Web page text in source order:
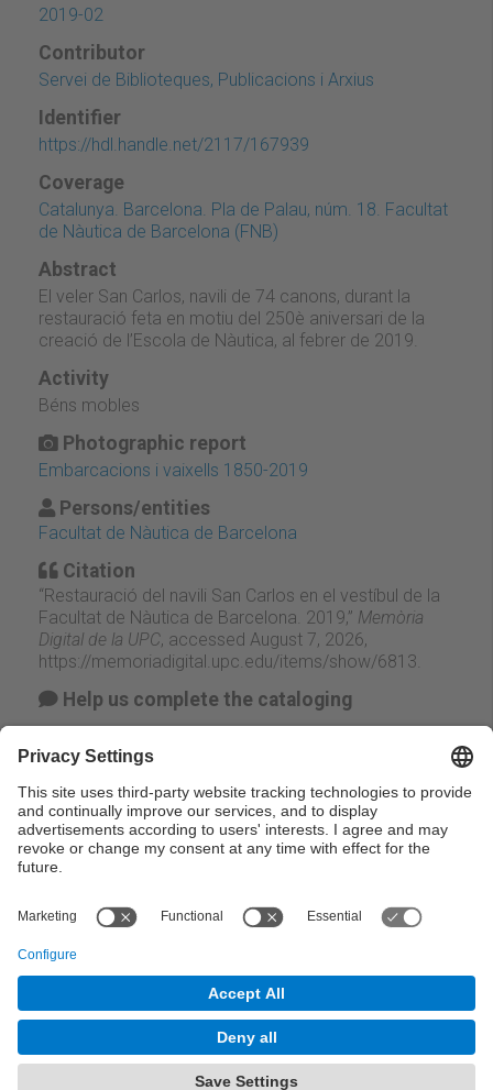
2019-02
Contributor
Servei de Biblioteques, Publicacions i Arxius
Identifier
https://hdl.handle.net/2117/167939
Coverage
Catalunya. Barcelona. Pla de Palau, núm. 18. Facultat
de Nàutica de Barcelona (FNB)
Abstract
El veler San Carlos, navili de 74 canons, durant la
restauració feta en motiu del 250è aniversari de la
creació de l’Escola de Nàutica, al febrer de 2019.
Activity
Béns mobles
Photographic report
Embarcacions i vaixells 1850-2019
Persons/entities
Facultat de Nàutica de Barcelona
Citation
“Restauració del navili San Carlos en el vestíbul de la
Facultat de Nàutica de Barcelona. 2019,” Memòria
Digital de la UPC, accessed August 7, 2026,
https://memoriadigital.upc.edu/items/show/6813
Help us complete the cataloging
Suggest change
Facebook Twitter Email
© UPC Universitat Politècnica de Catalunya ·
BarcelonaTech